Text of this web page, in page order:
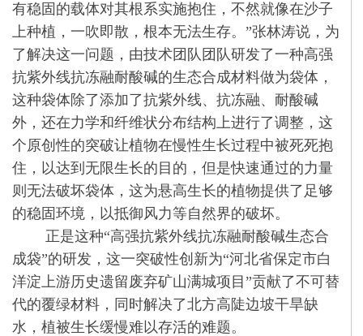
有稳固的载体对其根系实施抱住，不然就像在沙子
上种植，一吹即散，根本无法生存。”张林涛说，为
了解决这一问题，由技术团队团队研发了一种高强
抗紫外线抗冻融耐酸碱的生态合成材料做为袋体，
这种袋体除了添加了抗紫外线、抗冻融、耐酸碱
外，还在力学和纤维状分布结构上进行了调整，这
个原创性的突破让植物在慢性生长过程中被死死抱
住，以达到无限生长的目的，但是快速通过的力量
则无法破坏袋体，这为悬高生长的植物提供了足够
的稳固环境，以抵御风力等自然界的破坏。
正是这种“高强抗紫外线抗冻融耐酸碱生态合
成袋”的研发，这一突破性创新为“河北省保定市白
洋淀上游历史遗留废弃矿山满城项目”贡献了不可替
代的覆绿材料，同时解决了北方高陡边坡干旱缺
水，植被生长缓慢难以存活的难题。